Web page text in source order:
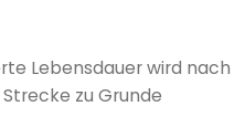
Lebensdauer wird nach
zu Grunde